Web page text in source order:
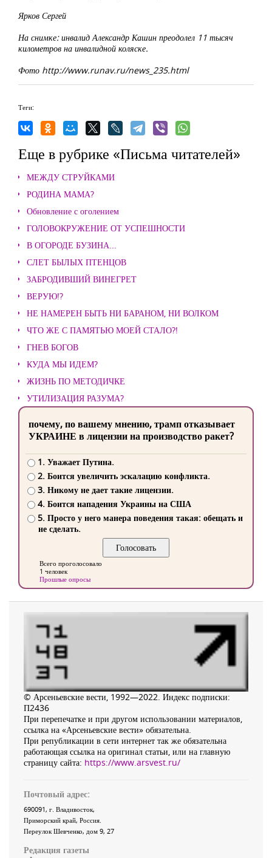
Ярков Сергей
На снимке: инвалид Александр Кашин преодолел 11 тысяч
километров на инвалидной коляске.
Фото http://www.runav.ru/news_235.html
Теги:
Еще в рубрике «Письма читателей»
МЕЖДУ СТРУЙКАМИ
РОДИНА МАМА?
Обновление с оголением
ГОЛОВОКРУЖЕНИЕ ОТ УСПЕШНОСТИ
В ОГОРОДЕ БУЗИНА...
СЛЕТ БЫЛЫХ ПТЕНЦОВ
ЗАБРОДИВШИЙ ВИНЕГРЕТ
ВЕРУЮ!?
НЕ НАМЕРЕН БЫТЬ НИ БАРАНОМ, НИ ВОЛКОМ
ЧТО ЖЕ С ПАМЯТЬЮ МОЕЙ СТАЛО?!
ГНЕВ БОГОВ
КУДА МЫ ИДЕМ?
ЖИЗНЬ ПО МЕТОДИЧКЕ
УТИЛИЗАЦИЯ РАЗУМА?
почему, по вашему мнению, трамп отказывает
УКРАИНЕ в лицензии на производство ракет?
1. Уважает Путина.
2. Боится увеличить эскалацию конфликта.
3. Никому не дает такие лицензии.
4. Боится нападения Украины на США
5. Просто у него манера поведения такая: обещать и
не сделать.
Всего проголосовало
1 человек
Прошлые опросы
© Арсеньевские вести, 1992—2022. Индекс подписки:
П2436
При перепечатке и при другом использовании материалов,
ссылка на «Арсеньевские вести» обязательна.
При републикации в сети интернет так же обязательна
работающая ссылка на оригинал статьи, или на главную
страницу сайта: https://www.arsvest.ru/
Почтовый адрес:
690091, г. Владивосток,
Приморский край, Россия
Переулок Шевченко, дом 9, 27
Редакция газеты